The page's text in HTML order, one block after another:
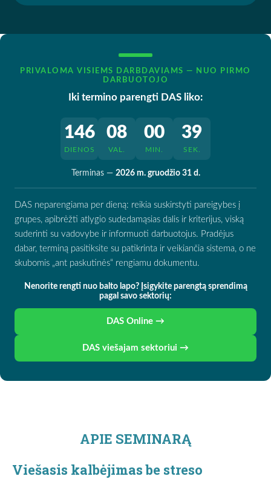
PRIVALOMA VISIEMS DARBDAVIAMS — NUO PIRMO
DARBUOTOJO
Iki termino parengti DAS liko:
146
DIENOS
08
VAL.
00
MIN.
38
SEK.
Terminas — 2026 m. gruodžio 31 d.
DAS neparengiama per dieną: reikia suskirstyti pareigybes į
grupes, apibrėžti atlygio sudedamąsias dalis ir kriterijus, viską
suderinti su vadovybe ir informuoti darbuotojus. Pradėjus
dabar, terminą pasitiksite su patikrinta ir veikiančia sistema, o ne
skubomis „ant paskutinės“ rengiamu dokumentu.
Nenorite rengti nuo balto lapo? Įsigykite parengtą sprendimą
pagal savo sektorių:
DAS Online →
DAS viešajam sektoriui →
APIE SEMINARĄ
Viešasis kalbėjimas be streso